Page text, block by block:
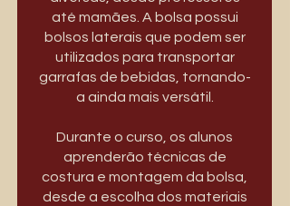
até mamães. A bolsa possui
bolsos laterais que podem ser
utilizados para transportar
garrafas de bebidas, tornando-
a ainda mais versátil.
Durante o curso, os alunos
aprenderão técnicas de
costura e montagem da bolsa,
desde a escolha dos materiais